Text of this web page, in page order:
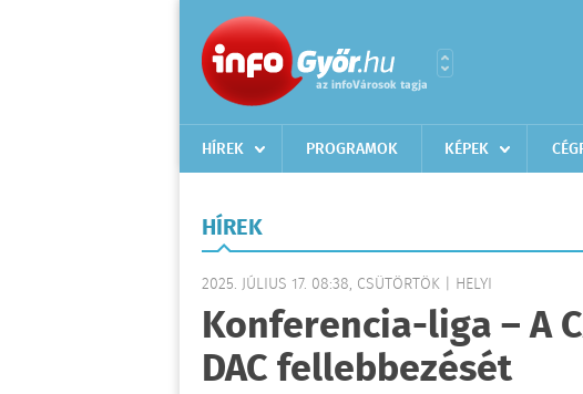
HÍREK PROGRAMOK KÉPEK
HÍREK
2025. JÚLIUS 17. 08:38, CSÜTÖRTÖK | HELYI
Konferencia-liga – A
DAC fellebbezését